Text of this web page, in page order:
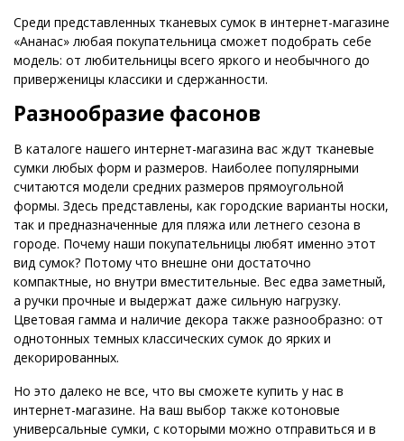
Среди представленных тканевых сумок в интернет-магазине
«Ананас» любая покупательница сможет подобрать себе
модель: от любительницы всего яркого и необычного до
приверженицы классики и сдержанности.
Разнообразие фасонов
В каталоге нашего интернет-магазина вас ждут тканевые
сумки любых форм и размеров. Наиболее популярными
считаются модели средних размеров прямоугольной
формы. Здесь представлены, как городские варианты носки,
так и предназначенные для пляжа или летнего сезона в
городе. Почему наши покупательницы любят именно этот
вид сумок? Потому что внешне они достаточно
компактные, но внутри вместительные. Вес едва заметный,
а ручки прочные и выдержат даже сильную нагрузку.
Цветовая гамма и наличие декора также разнообразно: от
однотонных темных классических сумок до ярких и
декорированных.
Но это далеко не все, что вы сможете купить у нас в
интернет-магазине. На ваш выбор также котоновые
универсальные сумки, с которыми можно отправиться и в